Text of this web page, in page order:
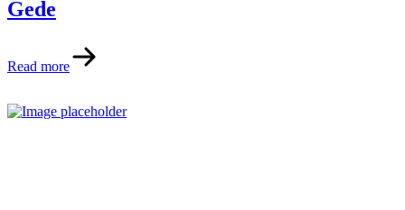
Gede
Read more